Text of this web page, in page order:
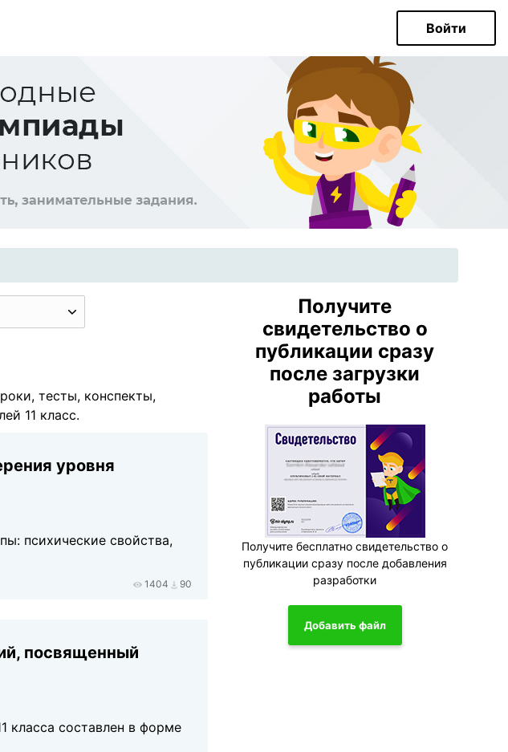
Войти
тесты, конспекты,
11 класс.
уровня
психические свойства,
1404 90
посвященный
класса составлен в форме
Получите
свидетельство о
публикации сразу
после загрузки
работы
Получите бесплатно свидетельство о
публикации сразу после добавления
разработки
Добавить файл